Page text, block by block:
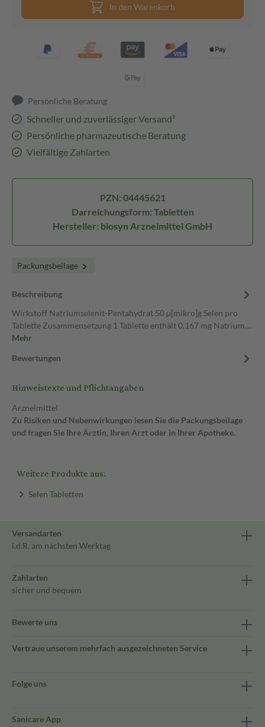
In den Warenkorb
Persönliche Beratung
Schneller und zuverlässiger Versand³
Persönliche pharmazeutische Beratung
Vielfältige Zahlarten
PZN: 04445621
Darreichungsform: Tabletten
Hersteller: biosyn Arzneimittel GmbH
Packungsbeilage
Beschreibung
Wirkstoff Natriumselenit-Pentahydrat 50 µ[mikro]g Selen pro
Tablette Zusammensetzung 1 Tablette enthält 0,167 mg Natrium…
Mehr
Bewertungen
Hinweistexte und Pflichtangaben
Arzneimittel
Zu Risiken und Nebenwirkungen lesen Sie die Packungsbeilage
und fragen Sie Ihre Ärztin, Ihren Arzt oder in Ihrer Apotheke.
Weitere Produkte aus:
Selen Tabletten
Versandarten
i.d.R. am nächsten Werktag
Zahlarten
sicher und bequem
Bewerte uns
Vertraue unserem mehrfach ausgezeichneten Service
Folge uns
Sanicare App